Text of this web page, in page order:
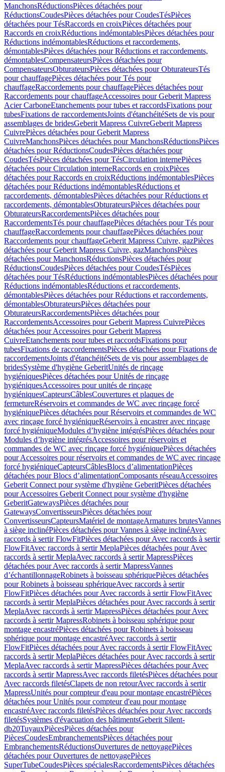
ManchonsRéductionsPièces détachées pour
RéductionsCoudesPièces détachées pour CoudesTésPièces
détachées pour TésRaccords en croixPièces détachées pour
Raccords en croixRéductions indémontablesPièces détachées pour
Réductions indémontablesRéductions et raccordements,
démontablesPièces détachées pour Réductions et raccordements,
démontablesCompensateursPièces détachées pour
CompensateursObturateursPièces détachées pour ObturateursTés
pour chauffagePièces détachées pour Tés pour
chauffageRaccordements pour chauffagePièces détachées pour
Raccordements pour chauffageAccessoires pour Geberit Mapress
Acier CarboneEtanchements pour tubes et raccordsFixations pour
tubesFixations de raccordementsJoints d'étanchéitéSets de vis pour
assemblages de bridesGeberit Mapress CuivreGeberit Mapress
CuivrePièces détachées pour Geberit Mapress
CuivreManchonsPièces détachées pour ManchonsRéductionsPièces
détachées pour RéductionsCoudesPièces détachées pour
CoudesTésPièces détachées pour TésCirculation internePièces
détachées pour Circulation interneRaccords en croixPièces
détachées pour Raccords en croixRéductions indémontablesPièces
détachées pour Réductions indémontablesRéductions et
raccordements, démontablesPièces détachées pour Réductions et
raccordements, démontablesObturateursPièces détachées pour
ObturateursRaccordementsPièces détachées pour
RaccordementsTés pour chauffagePièces détachées pour Tés pour
chauffageRaccordements pour chauffagePièces détachées pour
Raccordements pour chauffageGeberit Mapress Cuivre, gazPièces
détachées pour Geberit Mapress Cuivre, gazManchonsPièces
détachées pour ManchonsRéductionsPièces détachées pour
RéductionsCoudesPièces détachées pour CoudesTésPièces
détachées pour TésRéductions indémontablesPièces détachées pour
Réductions indémontablesRéductions et raccordements,
démontablesPièces détachées pour Réductions et raccordements,
démontablesObturateursPièces détachées pour
ObturateursRaccordementsPièces détachées pour
RaccordementsAccessoires pour Geberit Mapress CuivrePièces
détachées pour Accessoires pour Geberit Mapress
CuivreEtanchements pour tubes et raccordsFixations pour
tubesFixations de raccordementsPièces détachées pour Fixations de
raccordementsJoints d'étanchéitéSets de vis pour assemblages de
bridesSystème d'hygiène GeberitUnités de rinçage
hygiéniquesPièces détachées pour Unités de rinçage
hygiéniquesAccessoires pour unités de rinçage
hygiéniquesCapteursCâblesCouvertures et plaques de
fermetureRéservoirs et commandes de WC avec rinçage forcé
hygiéniquePièces détachées pour Réservoirs et commandes de WC
avec rinçage forcé hygiéniqueRéservoirs à encastrer avec rinçage
forcé hygiéniqueModules d’hygiène intégrésPièces détachées pour
Modules d’hygiène intégrésAccessoires pour réservoirs et
commandes de WC avec rinçage forcé hygiéniquePièces détachées
pour Accessoires pour réservoirs et commandes de WC avec rinçage
forcé hygiéniqueCapteursCâblesBlocs d’alimentationPièces
détachées pour Blocs d’alimentationComposants réseauAccessoires
Geberit Connect pour système d'hygiène GeberitPièces détachées
pour Accessoires Geberit Connect pour système d'hygiène
GeberitGatewaysPièces détachées pour
GatewaysConvertisseursPièces détachées pour
ConvertisseursCapteursMatériel de montageArmatures brutesVannes
à siège inclinéPièces détachées pour Vannes à siège inclinéAvec
raccords à sertir FlowFitPièces détachées pour Avec raccords à sertir
FlowFitAvec raccords à sertir MeplaPièces détachées pour Avec
raccords à sertir MeplaAvec raccords à sertir MapressPièces
détachées pour Avec raccords à sertir MapressVannes
d’échantillonnageRobinets à boisseau sphériquePièces détachées
pour Robinets à boisseau sphériqueAvec raccords à sertir
FlowFitPièces détachées pour Avec raccords à sertir FlowFitAvec
raccords à sertir MeplaPièces détachées pour Avec raccords à sertir
MeplaAvec raccords à sertir MapressPièces détachées pour Avec
raccords à sertir MapressRobinets à boisseau sphérique pour
montage encastréPièces détachées pour Robinets à boisseau
sphérique pour montage encastréAvec raccords à sertir
FlowFitPièces détachées pour Avec raccords à sertir FlowFitAvec
raccords à sertir MeplaPièces détachées pour Avec raccords à sertir
MeplaAvec raccords à sertir MapressPièces détachées pour Avec
raccords à sertir MapressAvec raccords filetésPièces détachées pour
Avec raccords filetésClapets de non retourAvec raccords à sertir
MapressUnités pour compteur d'eau pour montage encastréPièces
détachées pour Unités pour compteur d'eau pour montage
encastréAvec raccords filetésPièces détachées pour Avec raccords
filetésSystèmes d'évacuation des bâtimentsGeberit Silent-
db20TuyauxPiècesPièces détachées pour
PiècesCoudesEmbranchementsPièces détachées pour
EmbranchementsRéductionsOuvertures de nettoyagePièces
détachées pour Ouvertures de nettoyagePièces
SuperTubeCoudesPièces spécialesRaccordementsPièces détachées